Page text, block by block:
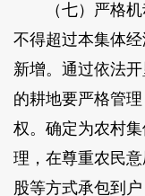
（七）严格机
不得超过本集体
新增。通过依法
的耕地要严格管
权。确定为农村
理，在尊重农民
股等方式承包到